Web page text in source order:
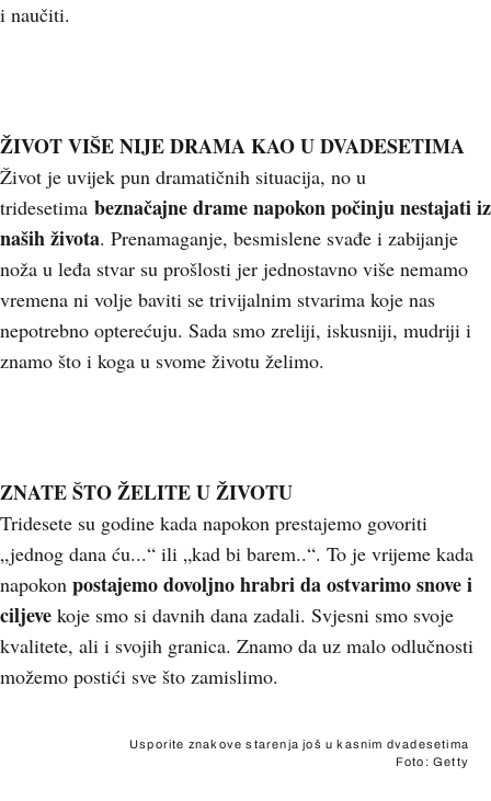
i naučiti.
ŽIVOT VIŠE NIJE DRAMA KAO U DVADESETIMA
Život je uvijek pun dramatičnih situacija, no u
tridesetima beznačajne drame napokon počinju nestajati iz
naših života. Prenamaganje, besmislene svađe i zabijanje
noža u leđa stvar su prošlosti jer jednostavno više nemamo
vremena ni volje baviti se trivijalnim stvarima koje nas
nepotrebno opterećuju. Sada smo zreliji, iskusniji, mudriji i
znamo što i koga u svome životu želimo.
ZNATE ŠTO ŽELITE U ŽIVOTU
Tridesete su godine kada napokon prestajemo govoriti
„jednog dana ću...“ ili „kad bi barem..“. To je vrijeme kada
napokon postajemo dovoljno hrabri da ostvarimo snovei
ciljeve koje smo si davnih dana zadali. Svjesni smo svoje
kvalitete, ali i svojih granica. Znamo da uz malo odlučnosti
možemo postići sve što zamislimo.
Usporite znakove starenja još u kasnim dvadesetima
Foto: Getty